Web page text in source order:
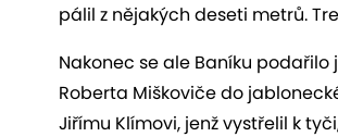
pálil z nějakých deseti metrů.
Nakonec se ale Baníku
Roberta Miškoviče do
Jiřímu Klímovi, jenž vystřelil k